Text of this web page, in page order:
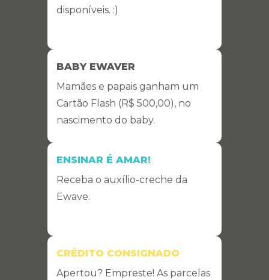
disponíveis. :)
BABY EWAVER
Mamães e papais ganham um
Cartão Flash (R$ 500,00), no
nascimento do baby.
ENSINAR É AMAR!
Receba o auxílio-creche da
Ewave.
CRÉDITO CONSIGNADO
Apertou? Empreste! As parcelas